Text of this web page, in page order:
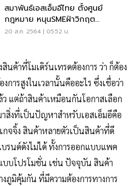
สมาพันธ์เอสเอ็มอีไทย ตั้งศูนย์
กฎหมาย หนุนSMEฝ่าวิกฤต
เศรษฐกิจ
20 ส.ค. 2564 | 05:52 น.
นค้าที่โมเดิร์นเทรดต้องการ ว่า ก็ต้อง
การสูงในเวลานั้นคืออะไร ซึ่งเชื่อว่า
แต่ถ้าสินค้าเหมือนกันโอกาสเลือก
สิ่งที่เป็นปัญหาสำหรับเอสเอ็มอีคือ
กจจิ้ง สินค้าหลายตัวเป็นสินค้าที่ดี
รนด์ดังไม่ได้ ทั้งการออกแบบแพค
บบโปรโมชั่น เช่น ปัจจุบัน สินค้า
งภูมิคุ้มกัน ที่มีความต้องการทางการ